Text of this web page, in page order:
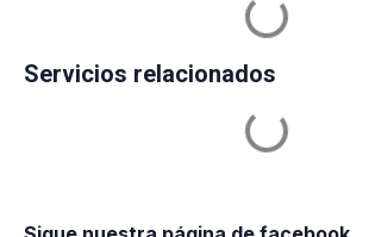
Servicios relacionados